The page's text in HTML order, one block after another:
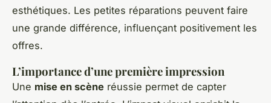
esthétiques. Les petites réparations peuvent faire
une grande différence, influençant positivement les
offres.
L’importance d’une première impression
Une mise en scène réussie permet de capter